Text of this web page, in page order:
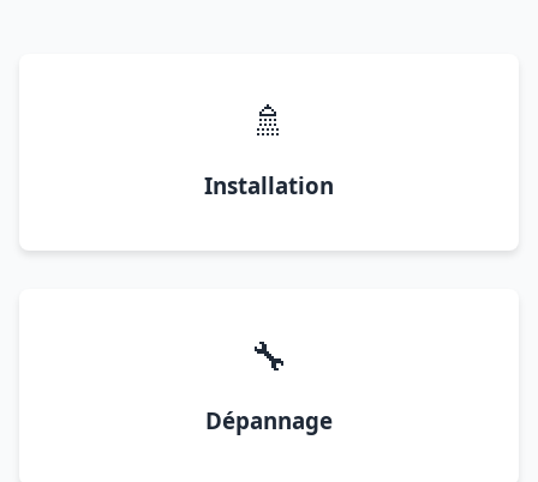
🚿
Installation
🔧
Dépannage